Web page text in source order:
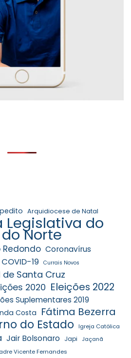
Arquidiocese de Natal
Legislativa do
Norte
Redondo Coronavírus
COVID-19 Currais Novos
Santa Cruz
2020 Eleições 2022
Suplementares 2019
Costa Fátima Bezerra
do Estado Igreja Católica
Jair Bolsonaro Japi Jaçanã
Vicente Fernandes